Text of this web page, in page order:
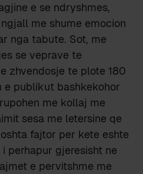
e se ndryshmes,
me shume emocion
nga tabute. Sot, me
se veprave te
zhvendosje te plote 180
e publikut bashkekohor
me kollaj me
sesa me letersine qe
fajtor per kete eshte
perhapur gjeresisht ne
e pervitshme me